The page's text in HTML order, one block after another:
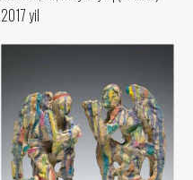
2017 yil